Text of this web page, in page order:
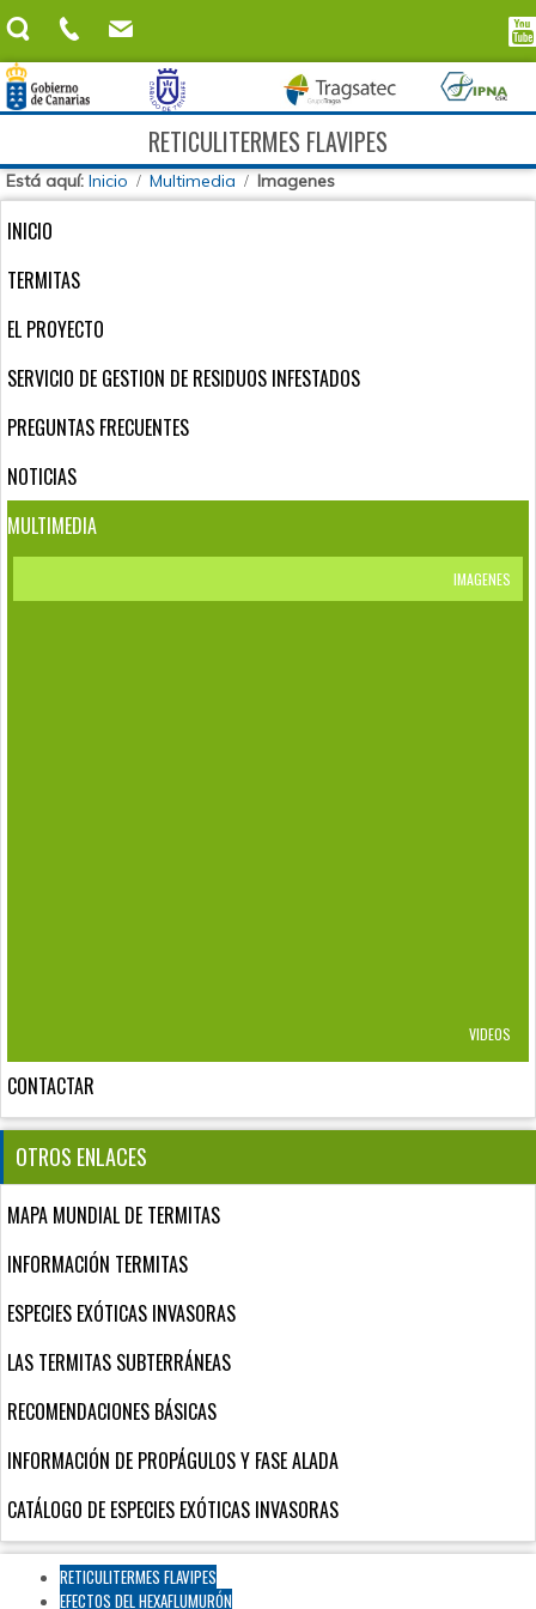
RETICULITERMES FLAVIPES
Está aquí: Inicio Multimedia Imagenes
INICIO
TERMITAS
EL PROYECTO
SERVICIO DE GESTION DE RESIDUOS INFESTADOS
PREGUNTAS FRECUENTES
NOTICIAS
MULTIMEDIA
IMAGENES
VIDEOS
CONTACTAR
OTROS ENLACES
MAPA MUNDIAL DE TERMITAS
INFORMACIÓN TERMITAS
ESPECIES EXÓTICAS INVASORAS
LAS TERMITAS SUBTERRÁNEAS
RECOMENDACIONES BÁSICAS
INFORMACIÓN DE PROPÁGULOS Y FASE ALADA
CATÁLOGO DE ESPECIES EXÓTICAS INVASORAS
RETICULITERMES FLAVIPES
EFECTOS DEL HEXAFLUMURÓN